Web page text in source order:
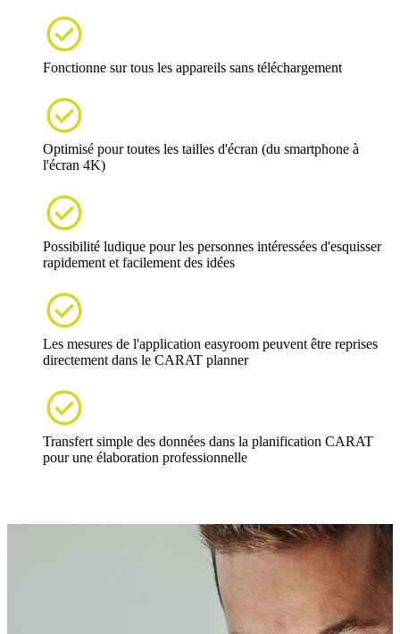

Fonctionne sur tous les appareils sans téléchargement

Optimisé pour toutes les tailles d'écran (du smartphone à
l'écran 4K)

Possibilité ludique pour les personnes intéressées d'esquisser
rapidement et facilement des idées

Les mesures de l'application easyroom peuvent être reprises
directement dans le CARAT planner

Transfert simple des données dans la planification CARAT
pour une élaboration professionnelle